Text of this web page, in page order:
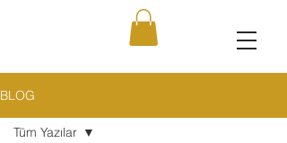
BLOG
Tüm Yazılar